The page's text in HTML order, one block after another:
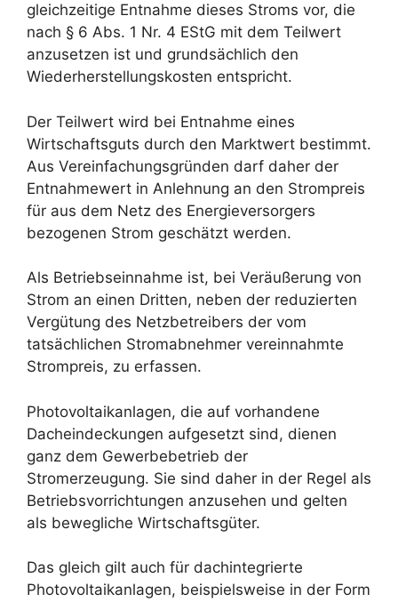
gleichzeitige Entnahme dieses Stroms vor, die
nach § 6 Abs. 1 Nr. 4 EStG mit dem Teilwert
anzusetzen ist und grundsächlich den
Wiederherstellungskosten entspricht.
Der Teilwert wird bei Entnahme eines
Wirtschaftsguts durch den Marktwert bestimmt.
Aus Vereinfachungsgründen darf daher der
Entnahmewert in Anlehnung an den Strompreis
für aus dem Netz des Energieversorgers
bezogenen Strom geschätzt werden.
Als Betriebseinnahme ist, bei Veräußerung von
Strom an einen Dritten, neben der reduzierten
Vergütung des Netzbetreibers der vom
tatsächlichen Stromabnehmer vereinnahmte
Strompreis, zu erfassen.
Photovoltaikanlagen, die auf vorhandene
Dacheindeckungen aufgesetzt sind, dienen
ganz dem Gewerbebetrieb der
Stromerzeugung. Sie sind daher in der Regel als
Betriebsvorrichtungen anzusehen und gelten
als bewegliche Wirtschaftsgüter.
Das gleich gilt auch für dachintegrierte
Photovoltaikanlagen, beispielsweise in der Form